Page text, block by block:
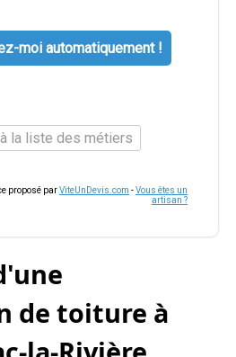
moi automatiquement !
la liste des métiers
proposé parViteUnDevis.com -Vous êtes un
artisan ?
de toiture à